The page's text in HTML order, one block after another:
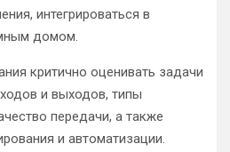
интегрироваться в
домом.
критично оценивать задачи
и выходов, типы
передачи, а также
и автоматизации.